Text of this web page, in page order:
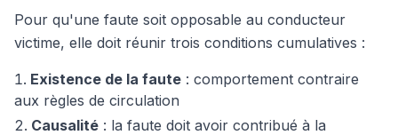
Pour qu'une faute soit opposable au conducteur
victime, elle doit réunir trois conditions cumulatives :
Existence de la faute : comportement contraire
aux règles de circulation
Causalité : la faute doit avoir contribué à la